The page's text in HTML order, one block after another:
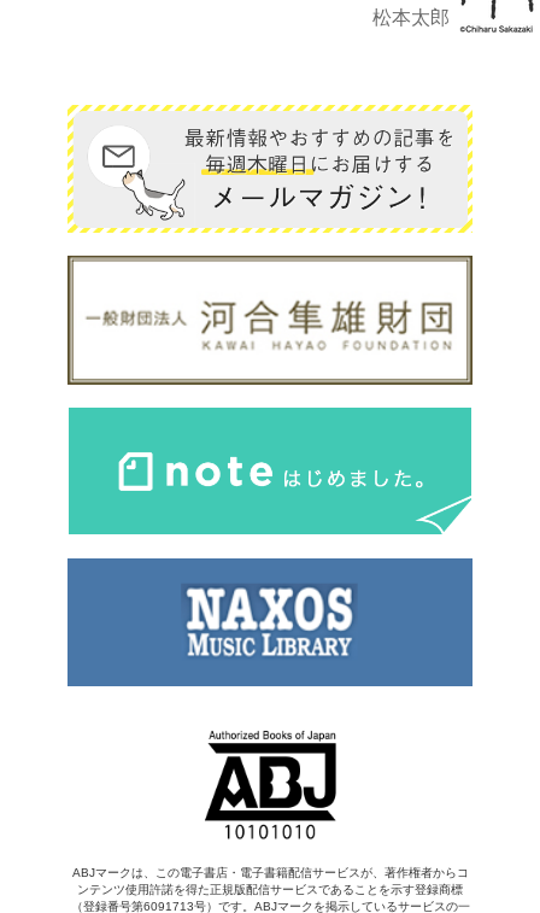
松本太郎
ABJマークは、この電子書店・電子書籍配信サービスが、著作権者からコ
ンテンツ使用許諾を得た正規版配信サービスであることを示す登録商標
（登録番号第6091713号）です。ABJマークを掲示しているサービスの一